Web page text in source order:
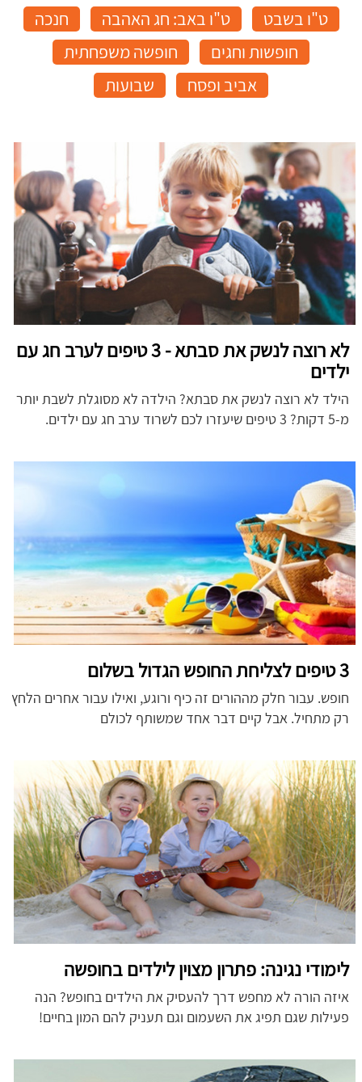
ט"ו בשבט
ט"ו באב: חג האהבה
חנכה
חופשות וחגים
חופשה משפחתית
אביב ופסח
שבועות
לא רוצה לנשק את סבתא - 3 טיפים לערב חג עם
ילדים
הילד לא רוצה לנשק את סבתא? הילדה לא מסוגלת לשבת יותר
מ-5 דקות? 3 טיפים שיעזרו לכם לשרוד ערב חג עם ילדים.
3 טיפים לצליחת החופש הגדול בשלום
חופש. עבור חלק מההורים זה כיף ורוגע, ואילו עבור אחרים הלחץ
רק מתחיל. אבל קיים דבר אחד שמשותף לכולם
לימודי נגינה: פתרון מצוין לילדים בחופשה
איזה הורה לא מחפש דרך להעסיק את הילדים בחופש? הנה
פעילות שגם תפיג את השעמום וגם תעניק להם המון בחיים!